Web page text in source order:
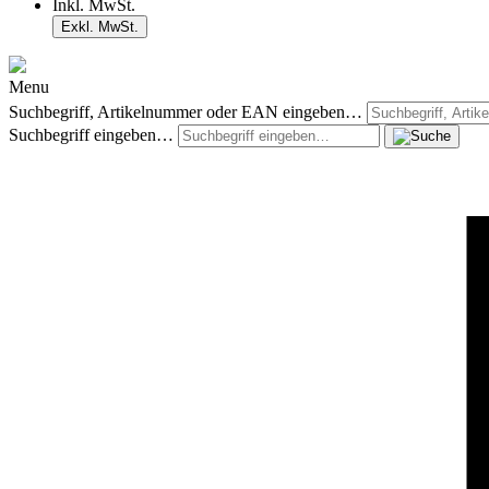
Inkl. MwSt.
Exkl. MwSt.
Menu
Suchbegriff, Artikelnummer oder EAN eingeben…
Suchbegriff eingeben…